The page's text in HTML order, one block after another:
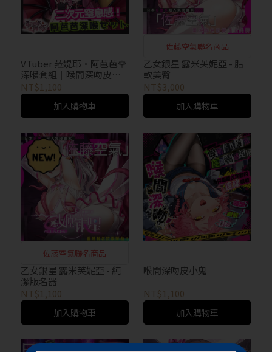
VTuber 菈媞耶·阿芭芭🌹
深喉套組｜喉間深吻皮小
鬼
NT$1,100
加入購物車
佐藤空氣聯名商品
乙女銀星 露米芙妮亞 - 脂
軟美臀
NT$3,000
加入購物車
佐藤空氣聯名商品
乙女銀星 露米芙妮亞 - 純
潔版名器
NT$1,100
加入購物車
喉間深吻皮小鬼
NT$1,100
加入購物車